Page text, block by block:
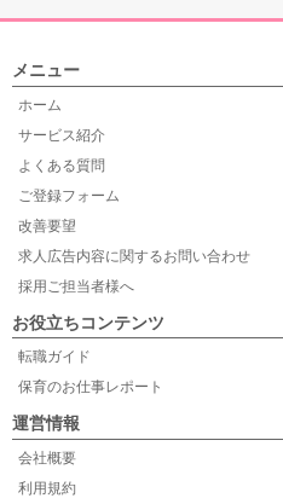
メニュー
ホーム
サービス紹介
よくある質問
ご登録フォーム
改善要望
求人広告内容に関するお問い合わせ
採用ご担当者様へ
お役立ちコンテンツ
転職ガイド
保育のお仕事レポート
運営情報
会社概要
利用規約